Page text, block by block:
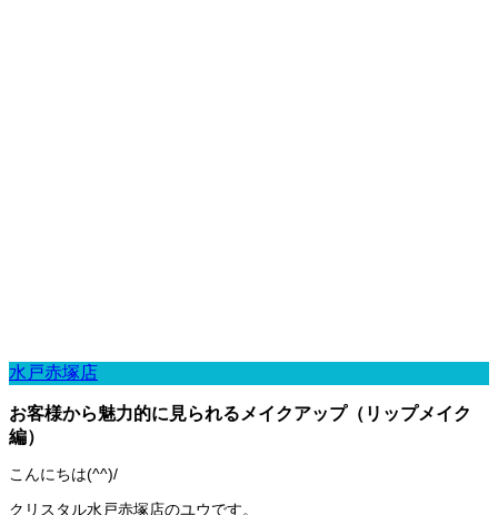
水戸赤塚店
お客様から魅力的に見られるメイクアップ（リップメイク
編）
こんにちは(^^)/
クリスタル水戸赤塚店のユウです。